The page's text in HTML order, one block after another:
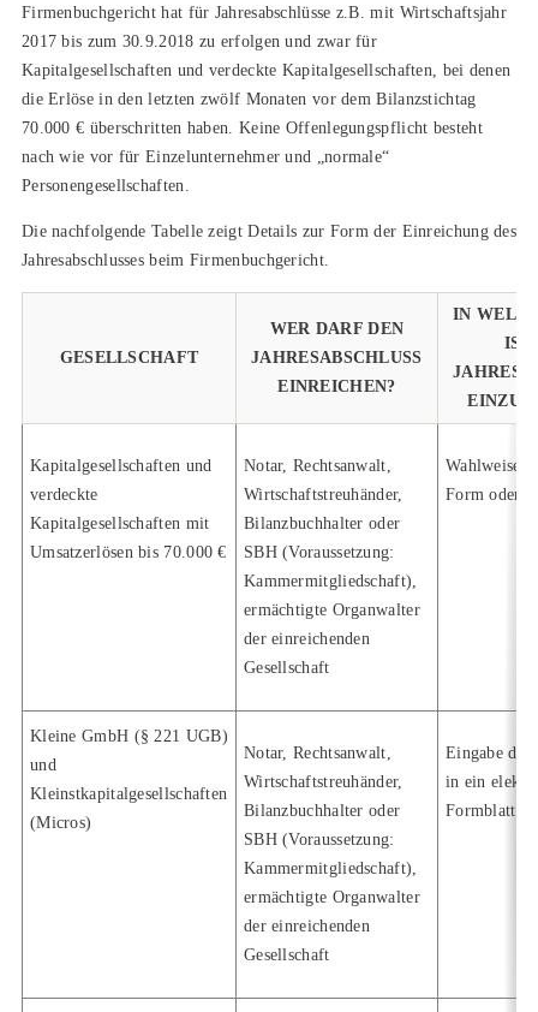
Firmenbuchgericht hat für Jahresabschlüsse z.B. mit Wirtschaftsjahr
2017 bis zum 30.9.2018 zu erfolgen und zwar für
Kapitalgesellschaften und verdeckte Kapitalgesellschaften, bei denen
die Erlöse in den letzten zwölf Monaten vor dem Bilanzstichtag
70.000 € überschritten haben. Keine Offenlegungspflicht besteht
nach wie vor für Einzelunternehmer und „normale“
Personengesellschaften.
Die nachfolgende Tabelle zeigt Details zur Form der Einreichung des
Jahresabschlusses beim Firmenbuchgericht.
GESELLSCHAFT
WER DARF DEN
JAHRESABSCHLUSS
EINREICHEN?
IN
IST
Kapitalgesellschaften und
verdeckte
Kapitalgesellschaften mit
Umsatzerlösen bis 70.000 €
Notar, Rechtsanwalt,
Wirtschaftstreuhänder,
Bilanzbuchhalter oder
SBH (Voraussetzung:
Kammermitgliedschaft),
ermächtigte Organwalter
der einreichenden
Gesellschaft
Wahlweise
Form oder
Kleine GmbH (§ 221 UGB)
und
Kleinstkapitalgesellschaften
(Micros)
Notar, Rechtsanwalt,
Wirtschaftstreuhänder,
Bilanzbuchhalter oder
SBH (Voraussetzung:
Kammermitgliedschaft),
ermächtigte Organwalter
der einreichenden
Gesellschaft
Eingabe der
in ein
Formblatt